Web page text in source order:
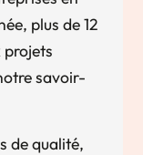
plus de 12
savoir-
de qualité,